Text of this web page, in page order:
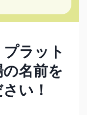
ラット
名前を
い！